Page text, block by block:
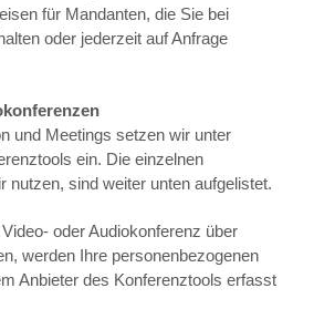
für Mandanten, die Sie bei
oder jederzeit auf Anfrage
und Meetings setzen wir unter
ein. Die einzelnen
nutzen, sind weiter unten aufgelistet.
oder Audiokonferenz über
werden Ihre personenbezogenen
Anbieter des Konferenztools erfasst